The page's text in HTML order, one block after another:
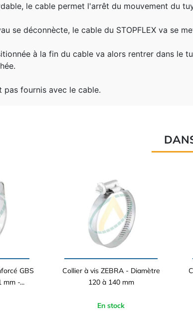
le cable permet l'arrêt du mouvement du
se déconnècte, le cable du STOPFLEX va se
à la fin du cable va alors rentrer dans le
pas fournis avec le cable.
GBS
mm -...
Collier à vis ZEBRA - Diamètre
120 à 140 mm
En stock